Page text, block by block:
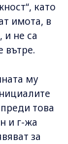
като
имота, в
и не са
вътре.
му
това
и г-жа
за